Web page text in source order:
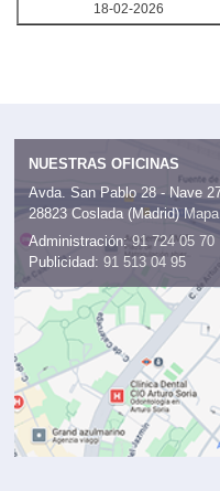
18-02-2026
NUESTRAS OFICINAS
Avda. San Pablo 28 - Nave
28823 Coslada (Madrid) Mapa
Administración: 91 724 05 70
Publicidad: 91 513 04 95